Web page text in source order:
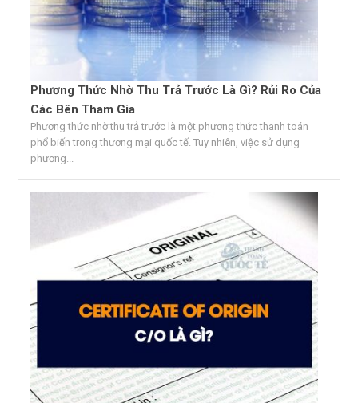
Phương Thức Nhờ Thu Trả Trước Là Gì? Rủi Ro Của
Các Bên Tham Gia
Phương thức nhờ thu trả trước là một phương thức thanh toán
phổ biến trong thương mại quốc tế. Tuy nhiên, việc sử dụng
phương...